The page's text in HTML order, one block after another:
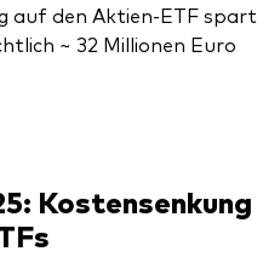
auf den Aktien-ETF spart
~ 32 Millionen Euro
Kostensenkung